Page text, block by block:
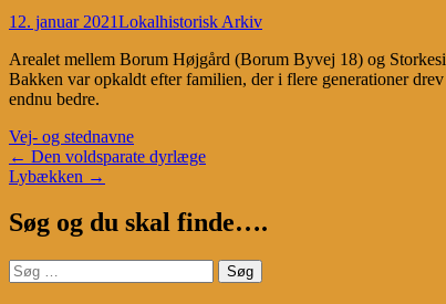
12. januar 2021Lokalhistorisk Arkiv
Arealet mellem Borum Højgård (Borum Byvej 18) og
Bakken var opkaldt efter familien, der i flere generationer
endnu bedre.
Vej- og stednavne
Post
navigation
← Den voldsparate dyrlæge
Lybækken →
Søg og du skal finde….
Søg
efter: